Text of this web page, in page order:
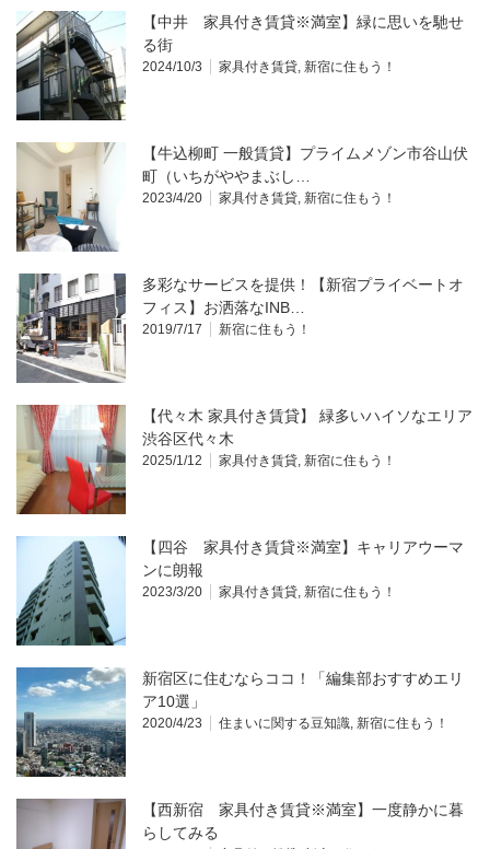
【中井 家具付き賃貸※満室】緑に思いを馳せ
る街
2024/10/3 家具付き賃貸, 新宿に住もう！
【牛込柳町 一般賃貸】プライムメゾン市谷山伏
町（いちがややまぶし…
2023/4/20 家具付き賃貸, 新宿に住もう！
多彩なサービスを提供！【新宿プライベートオ
フィス】お洒落なINB…
2019/7/17 新宿に住もう！
【代々木 家具付き賃貸】 緑多いハイソなエリア
渋谷区代々木
2025/1/12 家具付き賃貸, 新宿に住もう！
【四谷 家具付き賃貸※満室】キャリアウーマ
ンに朗報
2023/3/20 家具付き賃貸, 新宿に住もう！
新宿区に住むならココ！「編集部おすすめエリ
ア10選」
2020/4/23 住まいに関する豆知識, 新宿に住もう！
【西新宿 家具付き賃貸※満室】一度静かに暮
らしてみる